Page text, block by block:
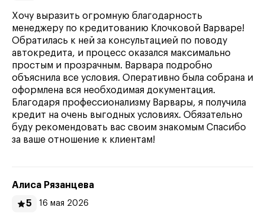
Хочу выразить огромную благодарность
менеджеру по кредитованию Клочковой Варваре!
Обратилась к ней за консультацией по поводу
автокредита, и процесс оказался максимально
простым и прозрачным. Варвара подробно
объяснила все условия. Оперативно была собрана и
оформлена вся необходимая документация.
Благодаря профессионализму Варвары, я получила
кредит на очень выгодных условиях. Обязательно
буду рекомендовать вас своим знакомым Спасибо
за ваше отношение к клиентам!
Алиса Рязанцева
5
16 мая 2026